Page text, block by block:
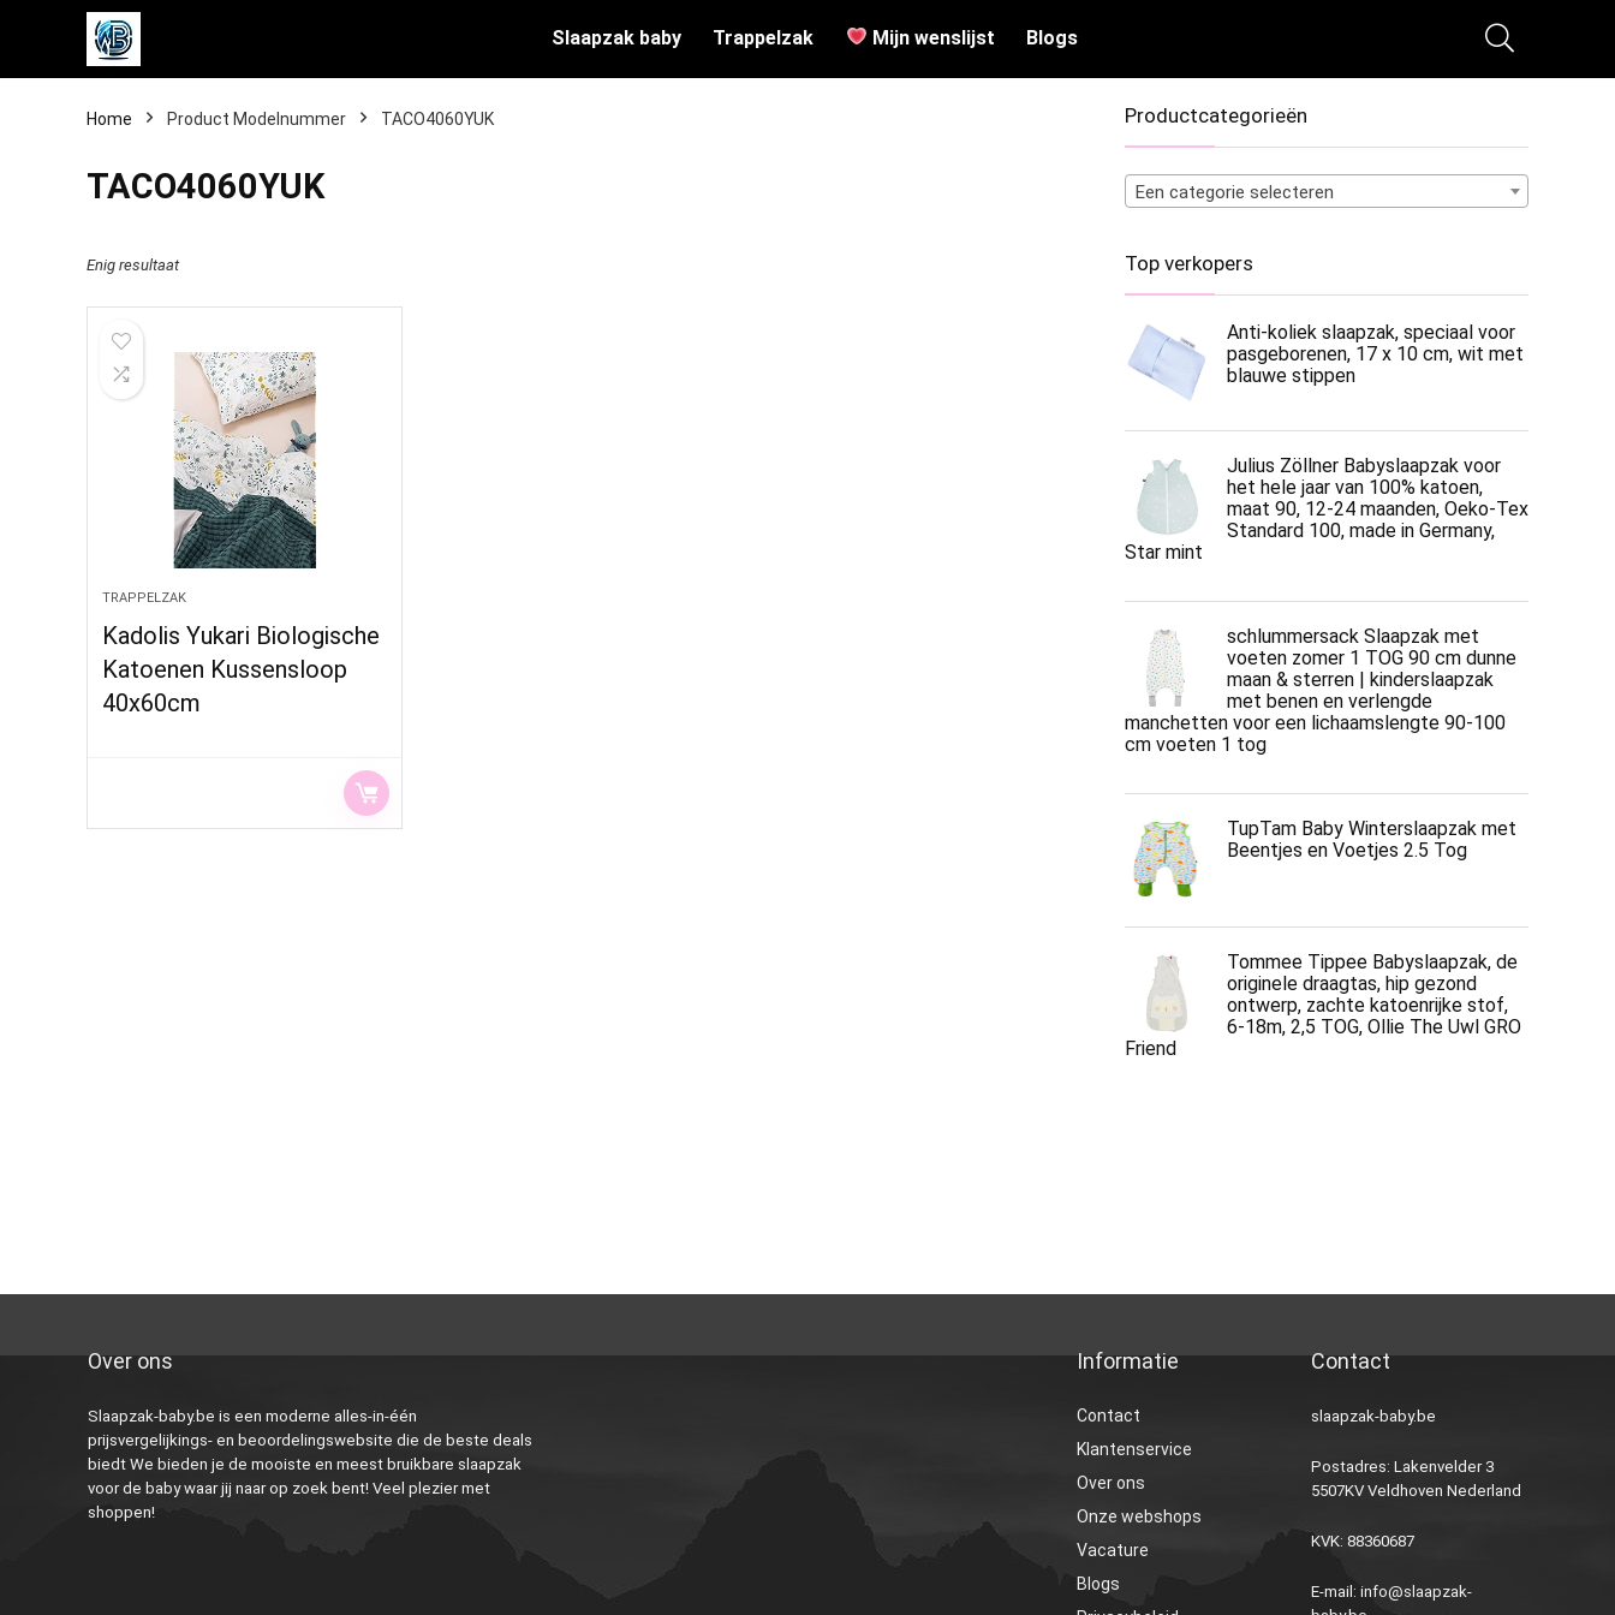
Slaapzak baby Trappelzak Mijn wenslijst Blogs
Home Product Modelnummer ‎TACO4060YUK
‎TACO4060YUK
Enig resultaat
TRAPPELZAK
Kadolis Yukari Biologische
Katoenen Kussensloop
40x60cm
Productcategorieën
Een categorie selecteren
Top verkopers
Anti-koliek slaapzak, speciaal voor
pasgeborenen, 17 x 10 cm, wit met
blauwe stippen
Julius Zöllner Babyslaapzak voor
het hele jaar van 100% katoen,
maat 90, 12-24 maanden, Oeko-Tex
Standard 100, made in Germany,
Star mint
schlummersack Slaapzak met
voeten zomer 1 TOG 90 cm dunne
maan & sterren | kinderslaapzak
met benen en verlengde
manchetten voor een lichaamslengte 90-100
cm voeten 1 tog
TupTam Baby Winterslaapzak met
Beentjes en Voetjes 2.5 Tog
Tommee Tippee Babyslaapzak, de
originele draagtas, hip gezond
ontwerp, zachte katoenrijke stof,
6-18m, 2,5 TOG, Ollie The Uwl GRO
Friend
Over ons
Slaapzak-baby.be is een moderne alles-in-één
prijsvergelijkings- en beoordelingswebsite die de beste deals
biedt We bieden je de mooiste en meest bruikbare slaapzak
voor de baby waar jij naar op zoek bent! Veel plezier met
shoppen!
Informatie
Contact
Klantenservice
Over ons
Onze webshops
Vacature
Blogs
Contact
slaapzak-baby.be
Postadres: Lakenvelder 3
5507KV Veldhoven Nederland
KVK: 88360687
E-mail:info@slaapzak-